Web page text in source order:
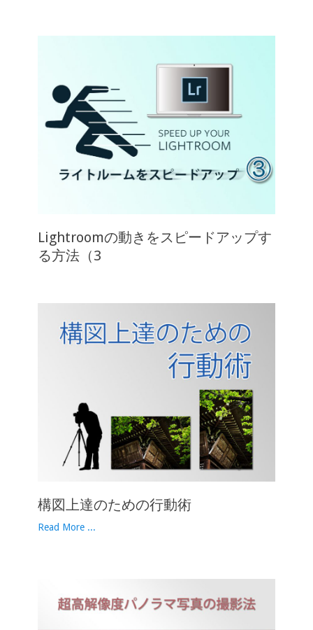
Lightroomの動きをスピードアップす
る方法（3
構図上達のための行動術
Read More ...